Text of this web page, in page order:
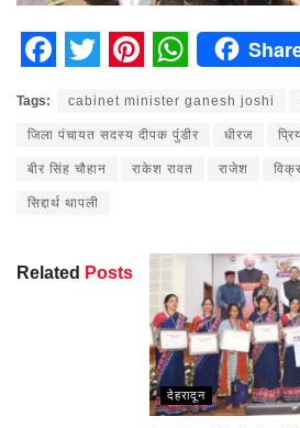
Tags: cabinet minister ganesh joshi
जिला पंचायत सदस्य दीपक पुंडीर धीरज
बीर सिंह चौहान राकेश रावत राजेश
सिद्दार्थ थापली
Related Posts
देहरादून